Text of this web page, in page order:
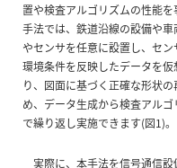
置や検査アルゴリズムの性能
手法では、鉄道沿線の設備や
やセンサを任意に設置し、セ
環境条件を反映したデータを
り、図面に基づく正確な形状
め、データ生成から検査アル
で繰り返し実施できます(図1)。
実際に、本手法を信号通信設